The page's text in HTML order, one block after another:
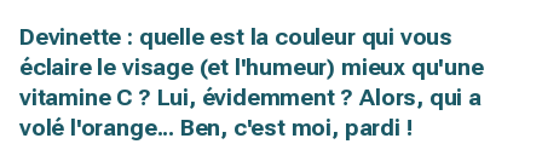
Devinette : quelle est la couleur qui vous
éclaire le visage (et l'humeur) mieux qu'une
vitamine C ? Lui, évidemment ? Alors, qui a
volé l'orange... Ben, c'est moi, pardi !